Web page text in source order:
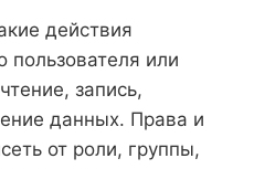
действия
пользователя или
запись,
данных. Права и
от роли, группы,